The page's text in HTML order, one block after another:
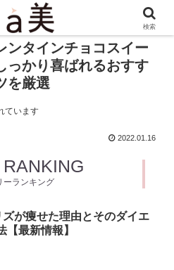
ンタインチョコスイー
っかり喜ばれるおすす
を厳選
ています
2022.01.16
ーランキング
ズが痩せた理由とそのダイエ
【最新情報】
検索